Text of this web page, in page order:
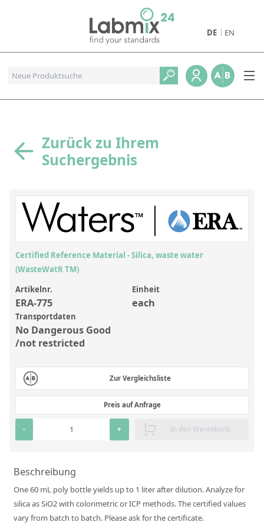
DE EN
Referenzstandards für die Industrie und Geologie
Referenzstandards für die Umweltanalytik
Referenzstandards für physikalische Eigenschaften
Organische Referenzstandards
Anorganische Referenzstandards
Laborvergleichsuntersuchungen (LVU/PT)
Laborbedarf und Verbrauchsmaterialien
Sonstige Standards
Übersicht: Kundenspezifische Standards
Anorganische wässrige Kundenmischungen
Organische Analyten | Rückstandsanalytik
Metallstandards | Setting Up Samples (SUS)
Kundenspezifische Polymerstandards
Pharmazeutische und organische Kundensynthesen
Zurück zu Ihrem
Suchergebnis
Certified Reference Material - Silica, waste water
(WasteWatR TM)
Artikelnr.
ERA-775
Einheit
each
Transportdaten
No Dangerous Good
/not restricted
Zur Vergleichsliste
Preis auf Anfrage
- + In den Warenkorb
Beschreibung
One 60 mL poly bottle yields up to 1 liter after dilution. Analyze for
silica as SiO2 with colorimetric or ICP methods. The certified values
vary from batch to batch. Please ask for the certificate.